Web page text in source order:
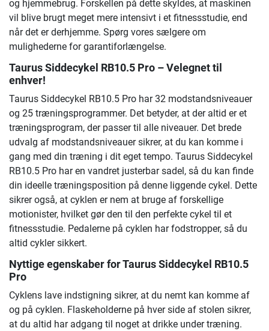
og hjemmebrug. Forskellen på dette skyldes, at maskinen
vil blive brugt meget mere intensivt i et fitnessstudie, end
når det er derhjemme. Spørg vores sælgere om
mulighederne for garantiforlængelse.
Taurus Siddecykel RB10.5 Pro – Velegnet til
enhver!
Taurus Siddecykel RB10.5 Pro har 32 modstandsniveauer
og 25 træningsprogrammer. Det betyder, at der altid er et
træningsprogram, der passer til alle niveauer. Det brede
udvalg af modstandsniveauer sikrer, at du kan komme i
gang med din træning i dit eget tempo. Taurus Siddecykel
RB10.5 Pro har en vandret justerbar sadel, så du kan finde
din ideelle træningsposition på denne liggende cykel. Dette
sikrer også, at cyklen er nem at bruge af forskellige
motionister, hvilket gør den til den perfekte cykel til et
fitnessstudie. Pedalerne på cyklen har fodstropper, så du
altid cykler sikkert.
Nyttige egenskaber for Taurus Siddecykel RB10.5
Pro
Cyklens lave indstigning sikrer, at du nemt kan komme af
og på cyklen. Flaskeholderne på hver side af stolen sikrer,
at du altid har adgang til noget at drikke under træning.